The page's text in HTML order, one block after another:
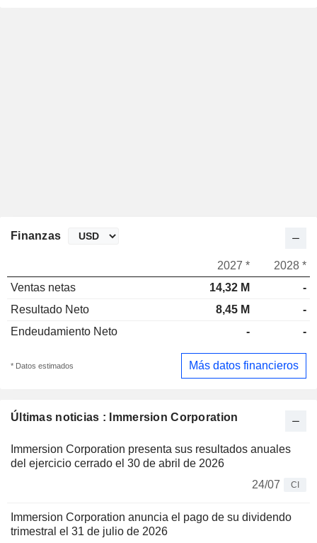
Últimas noticias : Immersion Corporation
Immersion Corporation presenta sus resultados anuales
del ejercicio cerrado el 30 de abril de 2026
24/07
CI
Immersion Corporation anuncia el pago de su dividendo
trimestral el 31 de julio de 2026
Finanzas
2027 *
2028 *
Ventas netas
14,32 M
-
Resultado Neto
8,45 M
-
Endeudamiento Neto
- -
* Datos estimados Más datos financieros